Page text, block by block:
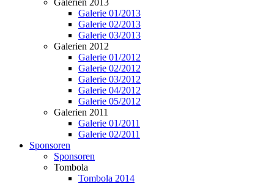
Galerien 2013
Galerie 01/2013
Galerie 02/2013
Galerie 03/2013
Galerien 2012
Galerie 01/2012
Galerie 02/2012
Galerie 03/2012
Galerie 04/2012
Galerie 05/2012
Galerien 2011
Galerie 01/2011
Galerie 02/2011
Sponsoren
Sponsoren
Tombola
Tombola 2014